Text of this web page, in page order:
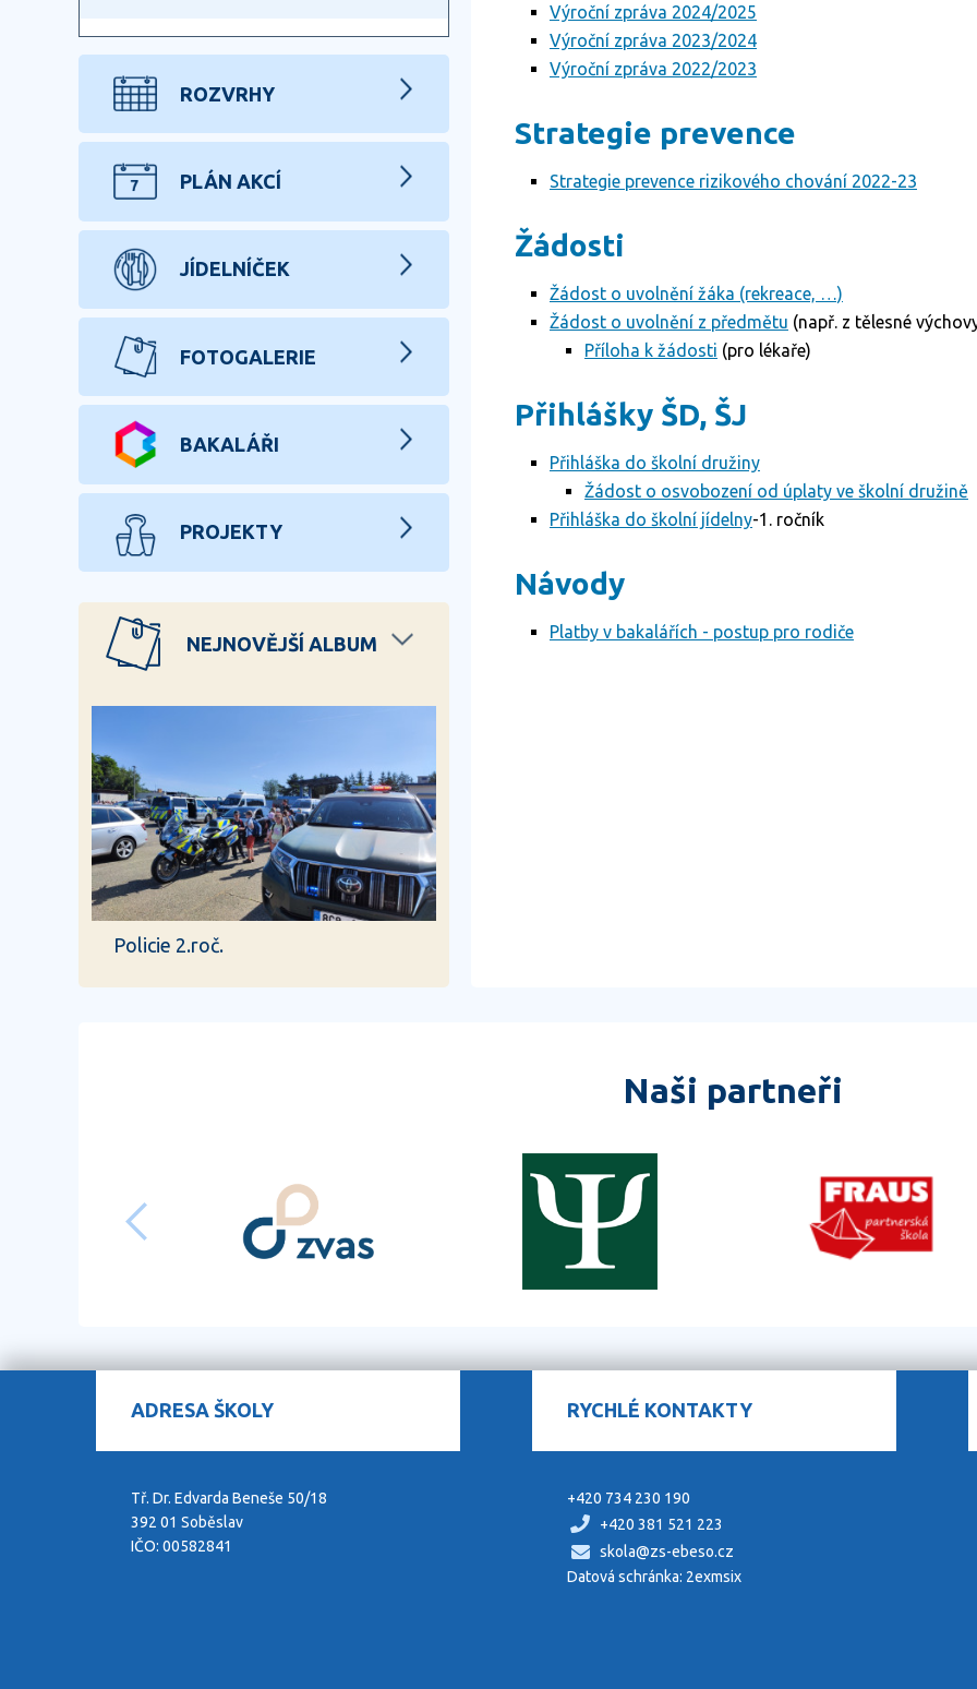
Výroční zpráva 2024/2025
Výroční zpráva 2023/2024
Výroční zpráva 2022/2023
Strategie prevence
Strategie prevence rizikového chování 2022-23
Žádosti
Žádost o uvolnění žáka (rekreace, …)
Žádost o uvolnění z předmětu (např. z tělesné
Příloha k žádosti (pro lékaře)
Přihlášky ŠD, ŠJ
Přihláška do školní družiny
Žádost o osvobození od úplaty ve školní družině
Přihláška do školní jídelny-1. ročník
Návody
Platby v bakalářích - postup pro rodiče
ROZVRHY
PLÁN AKCÍ
JÍDELNÍČEK
FOTOGALERIE
BAKALÁŘI
PROJEKTY
NEJNOVĚJŠÍ ALBUM
Policie 2.roč.
Naši partneři
ADRESA ŠKOLY
Tř. Dr. Edvarda Beneše 50/18
392 01 Soběslav
IČO: 00582841
RYCHLÉ KONTAKTY
+420 734 230 190
+420 381 521 223
skola@zs-ebeso.cz
Datová schránka: 2exmsix